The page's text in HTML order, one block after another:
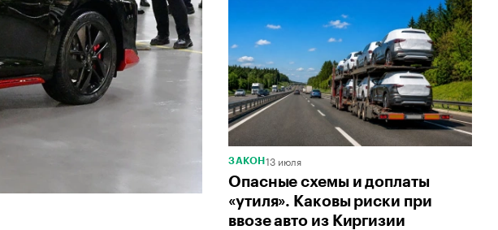
ЗАКОН 13 июля
Опасные схемы и доплаты
«утиля». Каковы риски при
ввозе авто из Киргизии